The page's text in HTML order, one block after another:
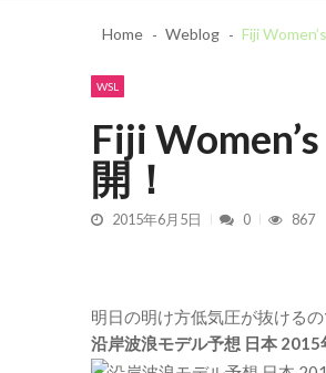
2026/6/4
Home Weblog Fiji
WSL
Fiji
開！
2015年6月5日 0 867
明日の明け方低気圧が抜ける
沿岸波浪モデル予想 日本 2015